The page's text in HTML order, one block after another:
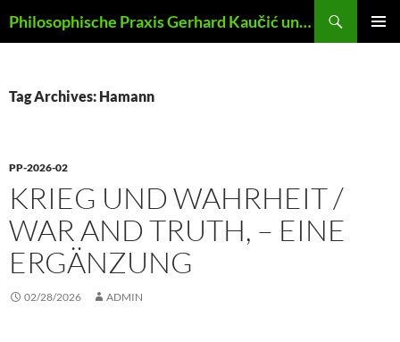
to
Philosophische Praxis Gerhard Kaučić und Anna Lydia Huber
Tag Archives: Hamann
PP-2026-02
KRIEG UND WAHRHEIT /
WAR AND TRUTH, – EINE
ERGÄNZUNG
02/28/2026 ADMIN